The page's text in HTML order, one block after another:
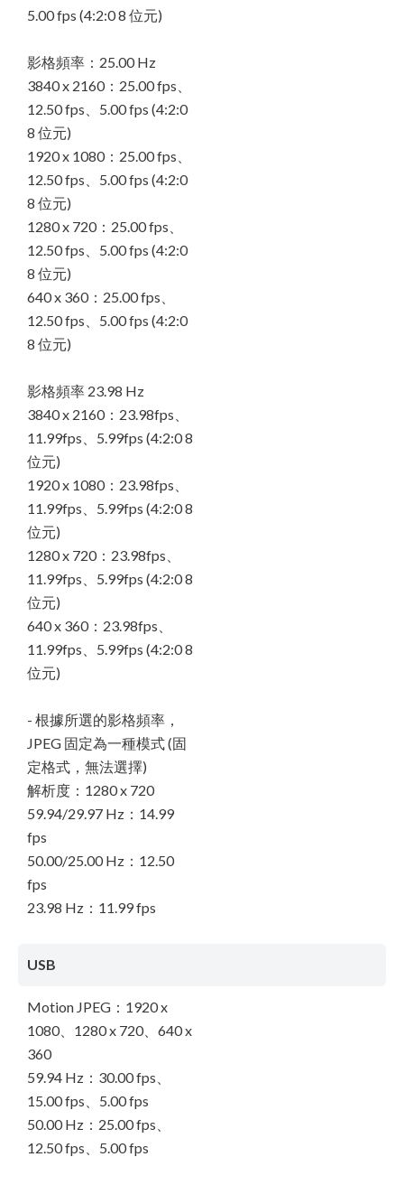
5.00 fps (4:2:0 8 位元)
影格頻率：25.00 Hz
3840 x 2160：25.00 fps、
12.50 fps、5.00 fps (4:2:0
8 位元)
1920 x 1080：25.00 fps、
12.50 fps、5.00 fps (4:2:0
8 位元)
1280 x 720：25.00 fps、
12.50 fps、5.00 fps (4:2:0
8 位元)
640 x 360：25.00 fps、
12.50 fps、5.00 fps (4:2:0
8 位元)
影格頻率 23.98 Hz
3840 x 2160：23.98fps、
11.99fps、5.99fps (4:2:0 8
位元)
1920 x 1080：23.98fps、
11.99fps、5.99fps (4:2:0 8
位元)
1280 x 720：23.98fps、
11.99fps、5.99fps (4:2:0 8
位元)
640 x 360：23.98fps、
11.99fps、5.99fps (4:2:0 8
位元)
- 根據所選的影格頻率，
JPEG 固定為一種模式 (固
定格式，無法選擇)
解析度：1280 x 720
59.94/29.97 Hz：14.99
fps
50.00/25.00 Hz：12.50
fps
23.98 Hz：11.99 fps
USB
Motion JPEG：1920 x
1080、1280 x 720、640 x
360
59.94 Hz：30.00 fps、
15.00 fps、5.00 fps
50.00 Hz：25.00 fps、
12.50 fps、5.00 fps